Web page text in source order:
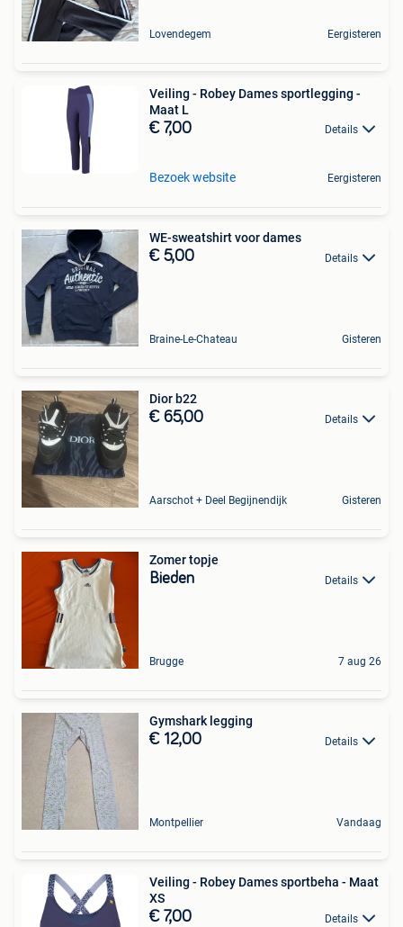
Lovendegem Eergisteren
Veiling - Robey Dames sportlegging -
Maat L
€ 7,00 Details
Bezoek website Eergisteren
WE-sweatshirt voor dames
€ 5,00 Details
Braine-Le-Chateau Gisteren
Dior b22
€ 65,00 Details
Aarschot + Deel Begijnendijk Gisteren
Zomer topje
Bieden Details
Brugge 7 aug 26
Gymshark legging
€ 12,00 Details
Montpellier Vandaag
Veiling - Robey Dames sportbeha - Maat
XS
€ 7,00 Details